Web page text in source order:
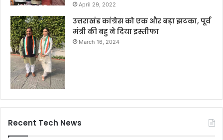
April 29, 2022
उत्तराखंड कांग्रेस को एक और बड़ा झटका, पूर्व
मंत्री की बहु ने दिया इस्तीफा
March 16, 2024
Recent Tech News